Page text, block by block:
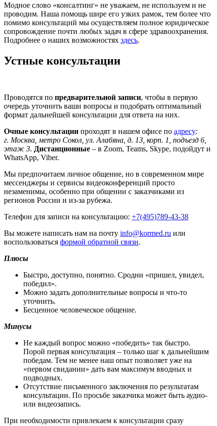
Модное слово «консалтинг» не уважаем, не используем и не
проводим. Наша помощь шире его узких рамок, тем более что
помимо консультаций мы осуществляем полное юридическое
сопровождение почти любых задач в сфере здравоохранения.
Подробнее о наших возможностях здесь.
Устные консультации
Проводятся по предварительной записи, чтобы в первую
очередь уточнить ваши вопросы и подобрать оптимальный
формат дальнейшей консультации для ответа на них.
Очные консультации проходят в нашем офисе по адресу:
г. Москва, метро Сокол, ул. Алабяна, д. 13, корп. 1, подъезд 6,
этаж 3. Дистанционные – в Zoom, Teams, Skype, подойдут и
WhatsApp, Viber.
Мы предпочитаем личное общение, но в современном мире
мессенджеры и сервисы видеоконференций просто
незаменимы, особенно при общении с заказчиками из
регионов России и из-за рубежа.
Телефон для записи на консультацию: +7(495)789-43-38
Вы можете написать нам на почту info@kormed.ru или
воспользоваться формой обратной связи.
Плюсы
Быстро, доступно, понятно. Сродни «пришел, увидел,
победил».
Можно задать дополнительные вопросы и что-то
уточнить.
Бесценное человеческое общение.
Минусы
Не каждый вопрос можно «победить» так быстро.
Порой первая консультация – только шаг к дальнейшим
победам. Тем не менее наш опыт позволяет уже на
«первом свидании» дать вам максимум вводных и
подводных.
Отсутствие письменного заключения по результатам
консультации. По просьбе заказчика может быть аудио-
или видеозапись.
При необходимости привлекаем к консультации сразу